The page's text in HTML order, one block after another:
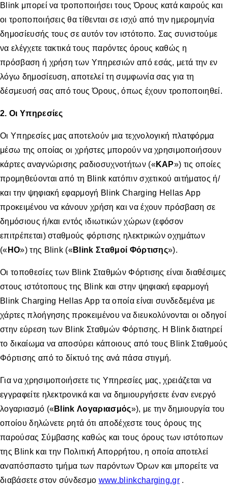
Blink μπορεί να τροποποιήσει τους Όρους κατά καιρούς και
οι τροποποιήσεις θα τίθενται σε ισχύ από την ημερομηνία
δημοσίευσής τους σε αυτόν τον ιστότοπο. Σας συνιστούμε
να ελέγχετε τακτικά τους παρόντες όρους καθώς η
πρόσβαση ή χρήση των Υπηρεσιών από εσάς, μετά την εν
λόγω δημοσίευση, αποτελεί τη συμφωνία σας για τη
δέσμευσή σας από τους Όρους, όπως έχουν τροποποιηθεί.
2. Οι Υπηρεσίες
Οι Υπηρεσίες μας αποτελούν μια τεχνολογική πλατφόρμα
μέσω της οποίας οι χρήστες μπορούν να χρησιμοποιήσουν
κάρτες αναγνώρισης ραδιοσυχνοτήτων («ΚΑΡ») τις οποίες
προμηθεύονται από τη Blink κατόπιν σχετικού αιτήματος ή/
και την ψηφιακή εφαρμογή Blink Charging Hellas App
προκειμένου να κάνουν χρήση και να έχουν πρόσβαση σε
δημόσιους ή/και εντός ιδιωτικών χώρων (εφόσον
επιτρέπεται) σταθμούς φόρτισης ηλεκτρικών οχημάτων
(« ΗΟ») της Blink («Blink Σταθμοί Φόρτισης»).
Οι τοποθεσίες των Blink Σταθμών Φόρτισης είναι διαθέσιμες
στους ιστότοπους της Blink και στην ψηφιακή εφαρμογή
Blink Charging Hellas App τα οποία είναι συνδεδεμένα με
χάρτες πλοήγησης προκειμένου να διευκολύνονται οι οδηγοί
στην εύρεση των Blink Σταθμών Φόρτισης. Η Blink διατηρεί
το δικαίωμα να αποσύρει κάποιους από τους Βlink Σταθμούς
Φόρτισης από το δίκτυό της ανά πάσα στιγμή.
Για να χρησιμοποιήσετε τις Υπηρεσίες μας, χρειάζεται να
εγγραφείτε ηλεκτρονικά και να δημιουργήσετε έναν ενεργό
λογαριασμό («Blink Λογαριασμός»), με την δημιουργία του
οποίου δηλώνετε ρητά ότι αποδέχεστε τους όρους της
παρούσας Σύμβασης καθώς και τους όρους των ιστότοπων
της Blink και την Πολιτική Απορρήτου, η οποία αποτελεί
αναπόσπαστο τμήμα των παρόντων Όρων και μπορείτε να
διαβάσετε στον σύνδεσμο www.blinkcharging.gr .